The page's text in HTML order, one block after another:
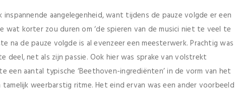
aangelegenheid, want tijdens de pauze volgde er een
korter zou duren om ‘de spieren van de musici niet te veel te
na de pauze volgde is al evenzeer een meesterwerk. Prachtig was
deel, net als zijn passie. Ook hier was sprake van volstrekt
een aantal typische ‘Beethoven-ingrediënten’ in de vorm van het
tamelijk weerbarstig ritme. Het eind ervan was een ander voorbeeld